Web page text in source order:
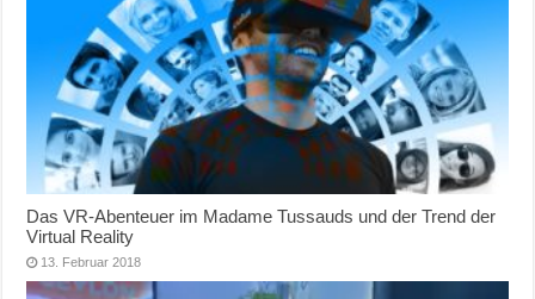
Das VR-Abenteuer im Madame Tussauds und der Trend der
Virtual Reality
13. Februar 2018